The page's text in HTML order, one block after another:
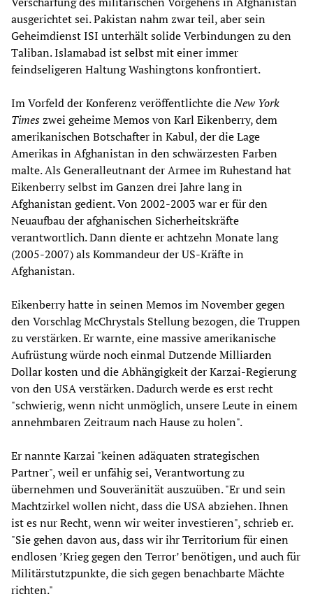
ausgerichtet sei. Pakistan nahm zwar teil, aber sein
Geheimdienst ISI unterhält solide Verbindungen zu den
Taliban. Islamabad ist selbst mit einer immer
feindseligeren Haltung Washingtons konfrontiert.
Im Vorfeld der Konferenz veröffentlichte dieNew York
Timeszwei geheime Memos von Karl Eikenberry, dem
amerikanischen Botschafter in Kabul, der die Lage
Amerikas in Afghanistan in den schwärzesten Farben
malte. Als Generalleutnant der Armee im Ruhestand hat
Eikenberry selbst im Ganzen drei Jahre lang in
Afghanistan gedient. Von 2002-2003 war er für den
Neuaufbau der afghanischen Sicherheitskräfte
verantwortlich. Dann diente er achtzehn Monate lang
(2005-2007) als Kommandeur der US-Kräfte in
Afghanistan.
Eikenberry hatte in seinen Memos im November gegen
den Vorschlag McChrystals Stellung bezogen, die Truppen
zu verstärken. Er warnte, eine massive amerikanische
Aufrüstung würde noch einmal Dutzende Milliarden
Dollar kosten und die Abhängigkeit der Karzai-Regierung
von den USA verstärken. Dadurch werde es erst recht
"schwierig, wenn nicht unmöglich, unsere Leute in einem
annehmbaren Zeitraum nach Hause zu holen".
Er nannte Karzai "keinen adäquaten strategischen
Partner", weil er unfähig sei, Verantwortung zu
übernehmen und Souveränität auszuüben. "Er und sein
Machtzirkel wollen nicht, dass die USA abziehen. Ihnen
ist es nur Recht, wenn wir weiter investieren", schrieb er.
"Sie gehen davon aus, dass wir ihr Territorium für einen
endlosen ’Krieg gegen den Terror’ benötigen, und auch für
Militärstutzpunkte, die sich gegen benachbarte Mächte
richten."